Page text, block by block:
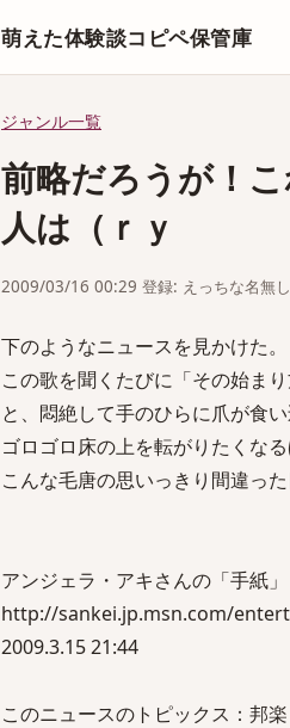
萌えた体験談コピペ保管庫
ジャンル一覧
前略だろうが！
人は（ｒｙ
2009/03/16 00:29 登録: えっちな名無
下のようなニュースを見かけた。
この歌を聞くたびに「その始ま
と、悶絶して手のひらに爪が食
ゴロゴロ床の上を転がりたくなる
こんな毛唐の思いっきり間違っ
アンジェラ・アキさんの「手紙
http://sankei.jp.msn.com/
2009.3.15 21:44
このニュースのトピックス：邦楽